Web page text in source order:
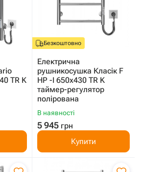
TR K
Безкоштовно
Електрична
рушникосушка Класік F
HP -I 650x430 TR K
таймер-регулятор
полірована
В наявності
5 945 грн
Купити